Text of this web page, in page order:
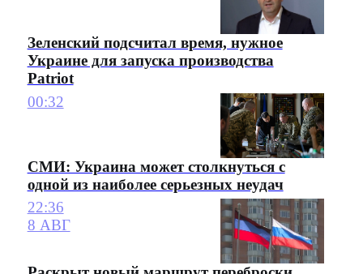
Зеленский подсчитал время, нужное
Украине для запуска производства
Patriot
00:32
СМИ: Украина может столкнуться с
одной из наиболее серьезных неудач
22:36
8 АВГ